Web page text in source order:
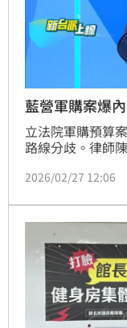
藍營軍購案爆
立法院軍購預算
路線分歧。律師
萁、張顯耀等三
紅」，其提出的
預算規模就像是
飛彈」，完全無
2026/02/27 12:06